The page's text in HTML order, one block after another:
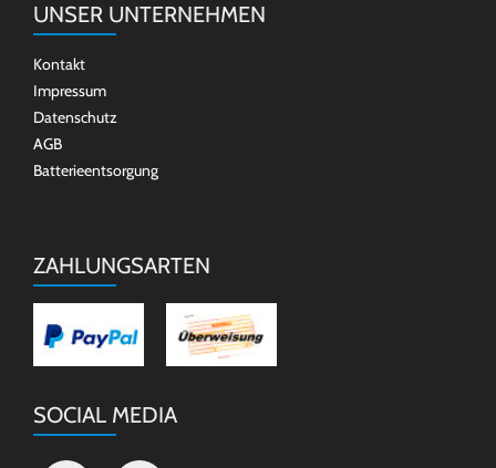
UNSER UNTERNEHMEN
Kontakt
Impressum
Datenschutz
AGB
Batterieentsorgung
ZAHLUNGSARTEN
SOCIAL MEDIA